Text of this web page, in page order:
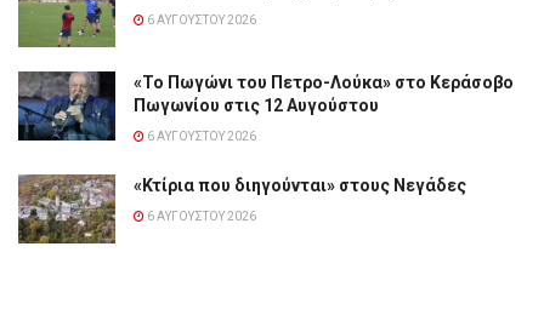
6 ΑΥΓΟΎΣΤΟΥ 2026
«Το Πωγώνι του Πετρο-Λούκα» στο Κεράσοβο
Πωγωνίου στις 12 Αυγούστου
6 ΑΥΓΟΎΣΤΟΥ 2026
«Κτίρια που διηγούνται» στους Νεγάδες
6 ΑΥΓΟΎΣΤΟΥ 2026